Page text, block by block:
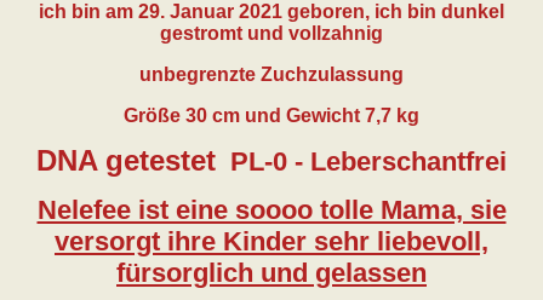
ich bin am 29. Januar 2021 geboren, ich bin dunkel
gestromt und vollzahnig
unbegrenzte Zuchzulassung
Größe 30 cm und Gewicht 7,7 kg
DNA getestet PL-0 - Leberschantfrei
Nelefee ist eine soooo tolle Mama, sie
versorgt ihre Kinder sehr liebevoll,
fürsorglich und gelassen